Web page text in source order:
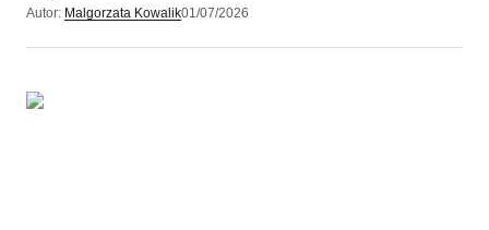
Autor: Malgorzata Kowalik01/07/2026